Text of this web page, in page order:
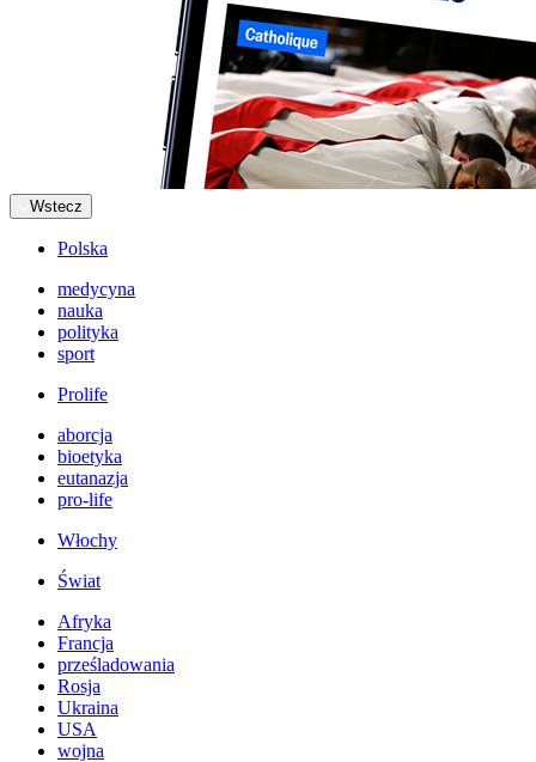
Wstecz
Polska
medycyna
nauka
polityka
sport
Prolife
aborcja
bioetyka
eutanazja
pro-life
Włochy
Świat
Afryka
Francja
prześladowania
Rosja
Ukraina
USA
wojna